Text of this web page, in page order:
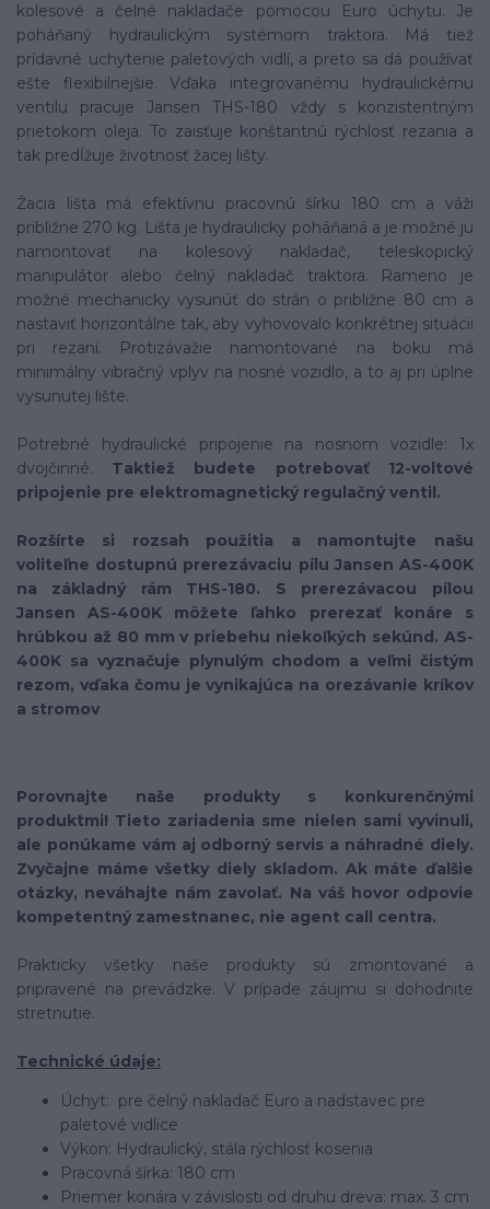
kolesové a čelné nakladače pomocou Euro úchytu. Je
poháňaný hydraulickým systémom traktora. Má tiež
prídavné uchytenie paletových vidlí, a preto sa dá používať
ešte flexibilnejšie. Vďaka integrovanému hydraulickému
ventilu pracuje Jansen THS-180 vždy s konzistentným
prietokom oleja. To zaisťuje konštantnú rýchlosť rezania a
tak predĺžuje životnosť žacej lišty.
Žacia lišta má efektívnu pracovnú šírku 180 cm a váži
približne 270 kg. Lišta je hydraulicky poháňaná a je možné ju
namontovať na kolesový nakladač, teleskopický
manipulátor alebo čelný nakladač traktora. Rameno je
možné mechanicky vysunúť do strán o približne 80 cm a
nastaviť horizontálne tak, aby vyhovovalo konkrétnej situácii
pri rezaní. Protizávažie namontované na boku má
minimálny vibračný vplyv na nosné vozidlo, a to aj pri úplne
vysunutej lište.
Potrebné hydraulické pripojenie na nosnom vozidle: 1x
dvojčinné. Taktiež budete potrebovať 12-voltové
pripojenie pre elektromagnetický regulačný ventil.
Rozšírte si rozsah použitia a namontujte našu
voliteľne dostupnú prerezávaciu pílu Jansen AS-400K
na základný rám THS-180. S prerezávacou pílou
Jansen AS-400K môžete ľahko prerezať konáre s
hrúbkou až 80 mm v priebehu niekoľkých sekúnd. AS-
400K sa vyznačuje plynulým chodom a veľmi čistým
rezom, vďaka čomu je vynikajúca na orezávanie kríkov
a stromov
Porovnajte naše produkty s konkurenčnými
produktmi! Tieto zariadenia sme nielen sami vyvinuli,
ale ponúkame vám aj odborný servis a náhradné diely.
Zvyčajne máme všetky diely skladom. Ak máte ďalšie
otázky, neváhajte nám zavolať. Na váš hovor odpovie
kompetentný zamestnanec, nie agent call centra.
Prakticky všetky naše produkty sú zmontované a
pripravené na prevádzke. V prípade záujmu si dohodnite
stretnutie.
Technické údaje:
Úchyt: pre čelný nakladač Euro a nadstavec pre
paletové vidlice
Výkon: Hydraulický, stála rýchlosť kosenia
Pracovná šírka: 180 cm
Priemer konára v závislosti od druhu dreva: max. 3 cm